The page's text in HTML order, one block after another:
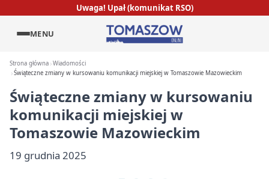
Uwaga! Upał (komunikat RSO)
MENU
Strona główna Wiadomości
Świąteczne zmiany w kursowaniu komunikacji miejskiej w Tomaszowie Mazowieckim
Świąteczne zmiany w kursowaniu
komunikacji miejskiej w
Tomaszowie Mazowieckim
19 grudnia 2025